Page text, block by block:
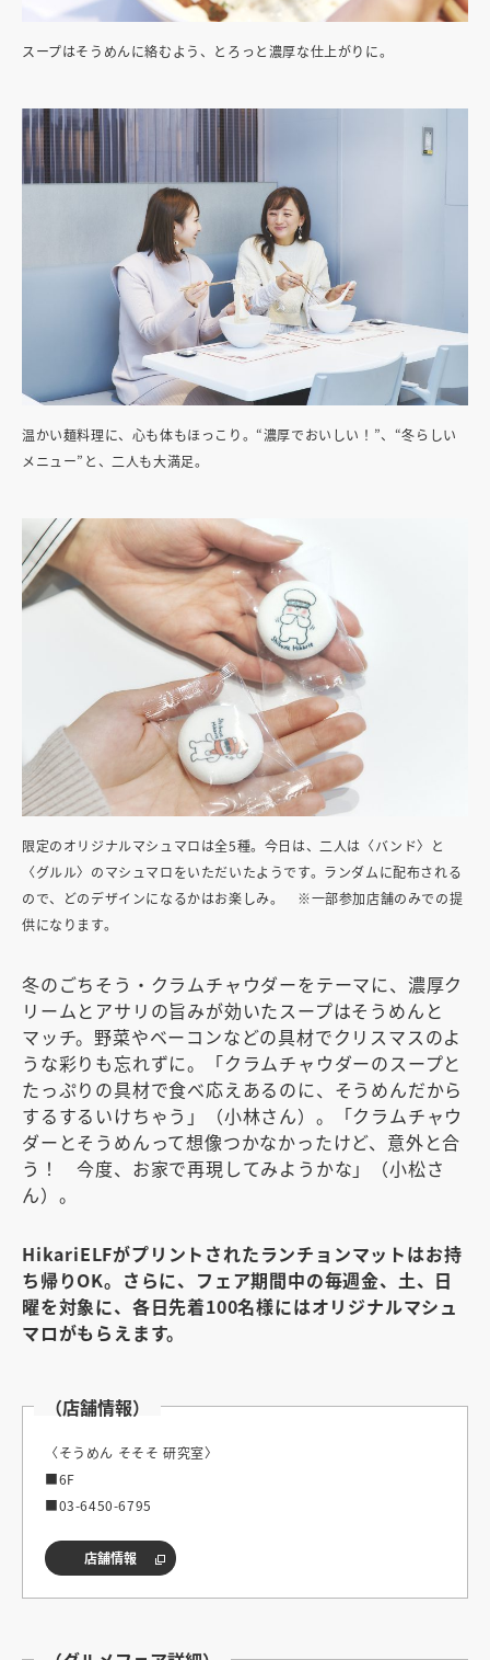
スープはそうめんに絡むよう、とろっと濃厚な仕上がりに。
温かい麺料理に、心も体もほっこり。“濃厚でおいしい！”、“冬らしい
メニュー”と、二人も大満足。
限定のオリジナルマシュマロは全5種。今日は、二人は〈バンド〉と
〈グルル〉のマシュマロをいただいたようです。ランダムに配布される
ので、どのデザインになるかはお楽しみ。 ※一部参加店舗のみでの提
供になります。
冬のごちそう・クラムチャウダーをテーマに、濃厚ク
リームとアサリの旨みが効いたスープはそうめんと
マッチ。野菜やベーコンなどの具材でクリスマスのよ
うな彩りも忘れずに。「クラムチャウダーのスープと
たっぷりの具材で食べ応えあるのに、そうめんだから
するするいけちゃう」（小林さん）。「クラムチャウ
ダーとそうめんって想像つかなかったけど、意外と合
う！ 今度、お家で再現してみようかな」（小松さ
ん）。
HikariELFがプリントされたランチョンマットはお持
ち帰りOK。さらに、フェア期間中の毎週金、土、日
曜を対象に、各日先着100名様にはオリジナルマシュ
マロがもらえます。
（店舗情報）
〈そうめん そそそ 研究室〉
■6F
■03-6450-6795
店舗情報